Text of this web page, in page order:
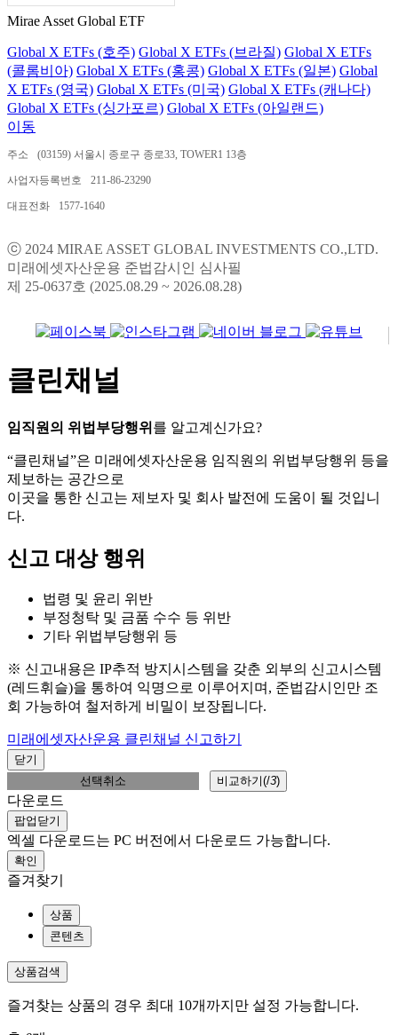
Mirae Asset Global ETF
Global X ETFs (호주) Global X ETFs (브라질) Global X ETFs
(콜롬비아) Global X ETFs (홍콩) Global X ETFs (일본) Global
X ETFs (영국) Global X ETFs (미국) Global X ETFs (캐나다)
Global X ETFs (싱가포르) Global X ETFs (아일랜드)
이동
주소 (03159) 서울시 종로구 종로33, TOWER1 13층
사업자등록번호 211-86-23290
대표전화 1577-1640
ⓒ 2024 MIRAE ASSET GLOBAL INVESTMENTS CO.,LTD.
미래에셋자산운용 준법감시인 심사필
제 25-0637호 (2025.08.29 ~ 2026.08.28)
클린채널
임직원의 위법부당행위 를 알고계신가요?
“클린채널”은 미래에셋자산운용 임직원의 위법부당행위 등을
제보하는 공간으로
이곳을 통한 신고는 제보자 및 회사 발전에 도움이 될 것입니
다.
신고 대상 행위
법령 및 윤리 위반
부정청탁 및 금품 수수 등 위반
기타 위법부당행위 등
※ 신고내용은 IP추적 방지시스템을 갖춘 외부의 신고시스템
(레드휘슬)을 통하여 익명으로 이루어지며, 준법감시인만 조
회 가능하여 철저하게 비밀이 보장됩니다.
미래에셋자산운용 클린채널 신고하기
닫기
선택취소
비교하기(/3)
다운로드
팝업닫기
엑셀 다운로드는 PC 버전에서 다운로드 가능합니다.
확인
즐겨찾기
상품
콘텐츠
상품검색
즐겨찾는 상품의 경우 최대 10개까지만 설정 가능합니다.